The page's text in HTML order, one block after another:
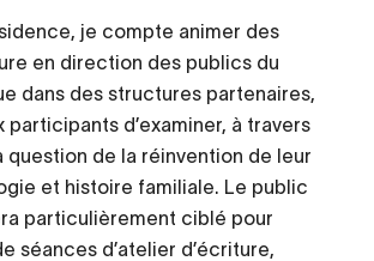
je compte animer des
en direction des publics du
dans des structures partenaires,
participants d’examiner, à travers
question de la réinvention de leur
et histoire familiale. Le public
particulièrement ciblé pour
séances d’atelier d’écriture,